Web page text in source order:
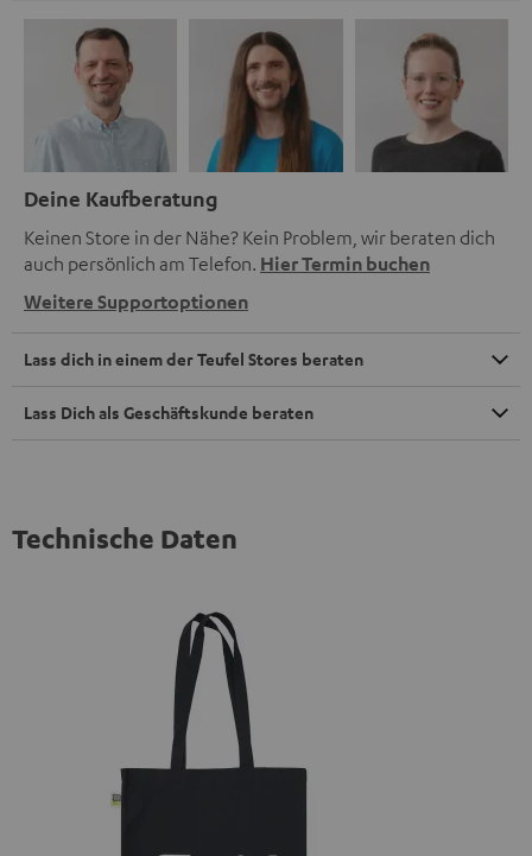
Deine Kaufberatung
Keinen Store in der Nähe? Kein Problem, wir beraten dich
auch persönlich am Telefon. Hier Termin buchen
Weitere Supportoptionen
Lass dich in einem der Teufel Stores beraten
Lass Dich als Geschäftskunde beraten
Technische Daten